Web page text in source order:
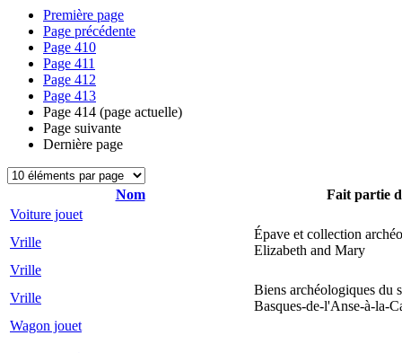
Première page
Page précédente
Page 410
Page 411
Page 412
Page 413
Page 414 (page actuelle)
Page suivante
Dernière page
Nom
Fait partie
Voiture jouet
Vrille
Épave et collection
Elizabeth and Mary
Vrille
Vrille
Biens archéologiques du
Basques-de-l'Anse-à-la-
Wagon jouet